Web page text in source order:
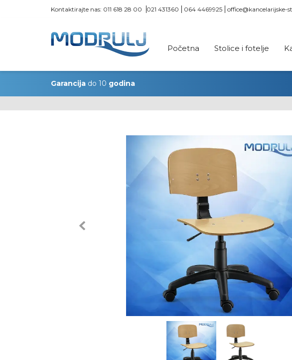
Kontaktirajte nas: 011 618 28 00 021 431360 064 4469925 office@kancelarijske-
Početna Stolice i fotelje
Garancija do 10 godina
Previous